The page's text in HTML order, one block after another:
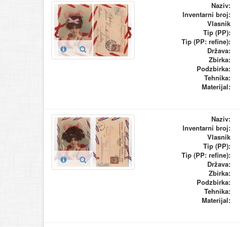
Naziv:
Inventarni broj:
Vlasnik
Tip (PP):
Tip (PP: refine):
Država:
Zbirka:
Podzbirka:
Tehnika:
Materijal:
Naziv:
Inventarni broj:
Vlasnik
Tip (PP):
Tip (PP: refine):
Država:
Zbirka:
Podzbirka:
Tehnika:
Materijal: